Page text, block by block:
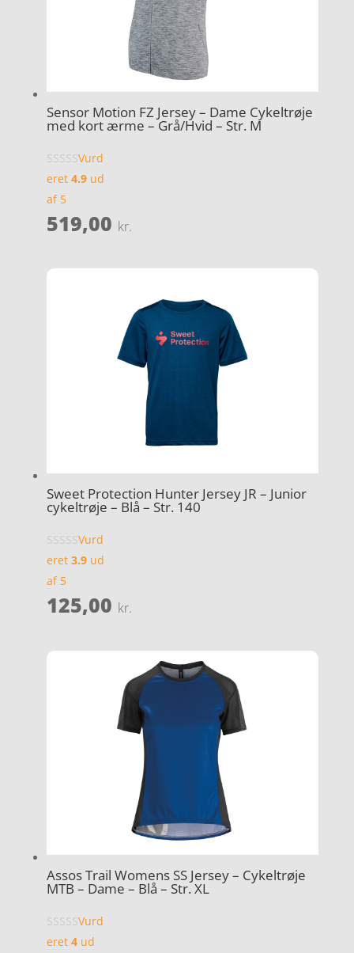
Sensor Motion FZ Jersey – Dame Cykeltrøje
med kort ærme – Grå/Hvid – Str. M
Vurd
eret 4.9ud
af 5
519,00 kr.
Sweet Protection Hunter Jersey JR – Junior
cykeltrøje – Blå – Str. 140
Vurd
eret 3.9ud
af 5
125,00 kr.
Assos Trail Womens SS Jersey – Cykeltrøje
MTB – Dame – Blå – Str. XL
Vurd
eret 4ud